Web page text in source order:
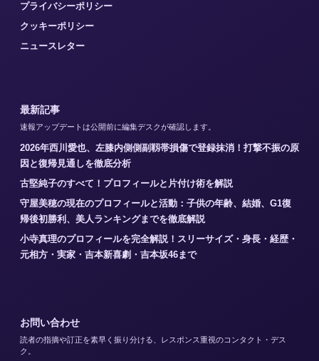
プライバシーポリシー
クッキーポリシー
ニュースレター
最新記事
速報アップデートは公開前に編集デスクが確認します。
2026年西川愛也、左膝内側側副靱帯損傷で登録抹消！打撃不振の原
因と復帰見通しを徹底分析
古堅純子のすべて！プロフィールと片付け術を解説
守屋美穂の現在のプロフィールと活動：子供の年齢、結婚、G1復
帰後初勝利、美人ランキングまでを徹底解説
小寺真理のプロフィールを完全解説！スリーサイズ・身長・経歴・
元相方・実家・吉本新喜劇・吉本坂46まで
お問い合わせ
読者の指摘や訂正を素早く振り分ける、レスポンス重視のコンタクト・デス
ク。